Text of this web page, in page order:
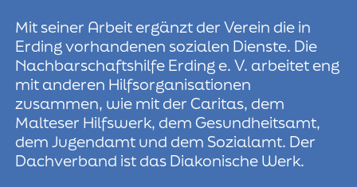
Mit seiner Arbeit ergänzt der Verein die in
Erding vorhandenen sozialen Dienste. Die
Nachbarschaftshilfe Erding e. V. arbeitet eng
mit anderen Hilfsorganisationen
zusammen, wie mit der Caritas, dem
Malteser Hilfswerk, dem Gesundheitsamt,
dem Jugendamt und dem Sozialamt. Der
Dachverband ist das Diakonische Werk.